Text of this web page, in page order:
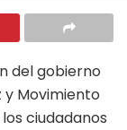
del gobierno
y Movimiento
ciudadanos